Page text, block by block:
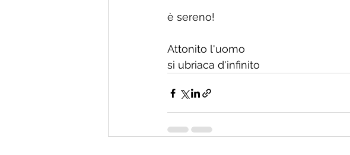
è sereno!
Attonito l'uomo
si ubriaca d'infinito